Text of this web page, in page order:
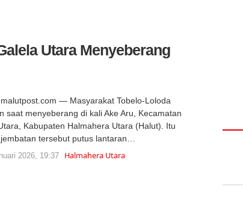
Utara Menyeberang
— Masyarakat Tobelo-Loloda
saat menyeberang di kali Ake Aru, Kecamatan
Kabupaten Halmahera Utara (Halut). Itu
tersebut putus lantaran…
2026, 19:37 Halmahera Utara